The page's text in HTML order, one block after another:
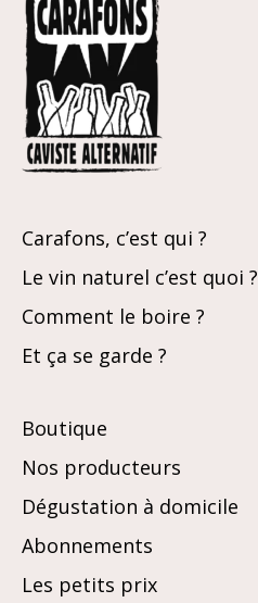
Carafons, c’est qui ?
Le vin naturel c’est quoi ?
Comment le boire ?
Et ça se garde ?
Boutique
Nos producteurs
Dégustation à domicile
Abonnements
Les petits prix